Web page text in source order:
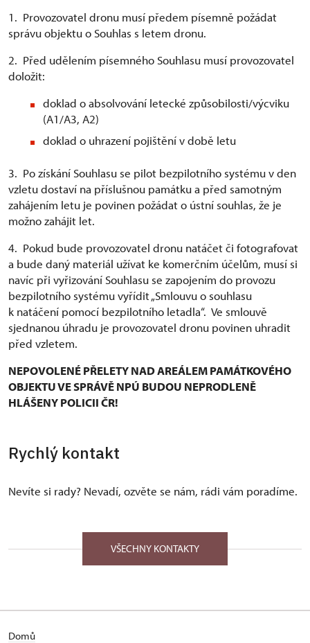
1. Provozovatel dronu musí předem písemně požádat
správu objektu o Souhlas s letem dronu.
2. Před udělením písemného Souhlasu musí provozovatel
doložit:
doklad o absolvování letecké způsobilosti/výcviku
(A1/A3, A2)
doklad o uhrazení pojištění v době letu
3. Po získání Souhlasu se pilot bezpilotního systému v den
vzletu dostaví na příslušnou památku a před samotným
zahájením letu je povinen požádat o ústní souhlas, že je
možno zahájit let.
4. Pokud bude provozovatel dronu natáčet či fotografovat
a bude daný materiál užívat ke komerčním účelům, musí si
navíc při vyřizování Souhlasu se zapojením do provozu
bezpilotního systému vyřídit „Smlouvu o souhlasu
k natáčení pomocí bezpilotního letadla“. Ve smlouvě
sjednanou úhradu je provozovatel dronu povinen uhradit
před vzletem.
NEPOVOLENÉ PŘELETY NAD AREÁLEM PAMÁTKOVÉHO
OBJEKTU VE SPRÁVĚ NPÚ BUDOU NEPRODLENĚ
HLÁŠENY POLICII ČR!
Rychlý kontakt
Nevíte si rady? Nevadí, ozvěte se nám, rádi vám poradíme.
VŠECHNY KONTAKTY
Domů